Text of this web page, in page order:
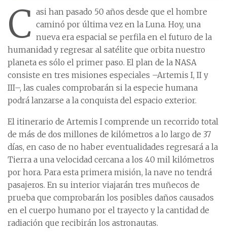
C asi han pasado 50 años desde que el hombre
caminó por última vez en la Luna. Hoy, una
nueva era espacial se perfila en el futuro de la
humanidad y regresar al satélite que orbita nuestro
planeta es sólo el primer paso. El plan de la NASA
consiste en tres misiones especiales –Artemis I, II y
III–, las cuales comprobarán si la especie humana
podrá lanzarse a la conquista del espacio exterior.
El itinerario de Artemis I comprende un recorrido total
de más de dos millones de kilómetros a lo largo de 37
días, en caso de no haber eventualidades regresará a la
Tierra a una velocidad cercana a los 40 mil kilómetros
por hora. Para esta primera misión, la nave no tendrá
pasajeros. En su interior viajarán tres muñecos de
prueba que comprobarán los posibles daños causados
en el cuerpo humano por el trayecto y la cantidad de
radiación que recibirán los astronautas.